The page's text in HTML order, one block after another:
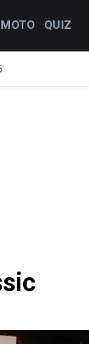
MOTO QUIZ